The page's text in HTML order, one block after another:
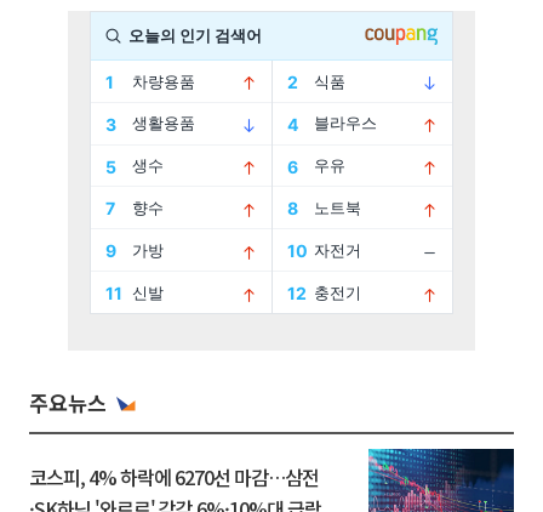
주요뉴스
코스피, 4% 하락에 6270선 마감…삼전